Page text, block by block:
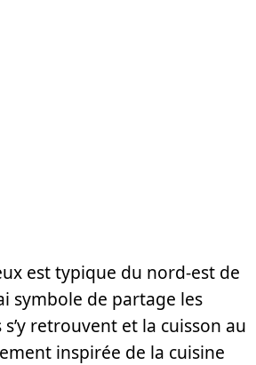
est typique du nord-est de
symbole de partage les
retrouvent et la cuisson au
inspirée de la cuisine